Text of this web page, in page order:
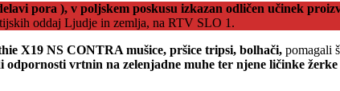
pora ), v poljskem poskusu izkazan odličen učinek
oddaj Ljudje in zemlja, na RTV SLO 1.
X19 NS CONTRA mušice, pršice tripsi, bolhači, pomagali
vrtnin na zelenjadne muhe ter njene ličinke